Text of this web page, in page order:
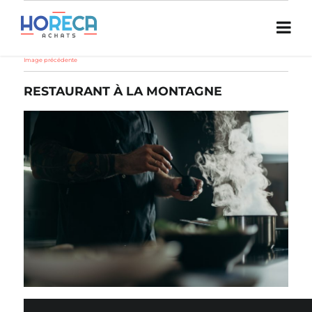
Image précédente
RESTAURANT À LA MONTAGNE